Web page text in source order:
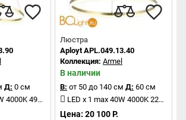
Д: 0 см
4950Lm
Люстра
Aployt APL.049.13.40
Коллекция: Armel
В наличии
В: от 50 до 140 см Д: 60 см
LED x 1 max 40W 4000K 2200Lm
Цена: 20 100 Р.